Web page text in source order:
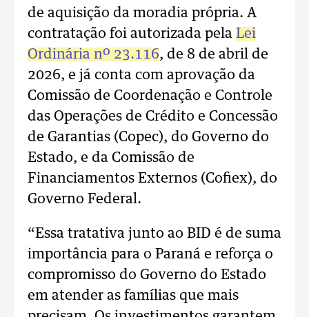
de aquisição da moradia própria. A
contratação foi autorizada pela Lei
Ordinária nº 23.116, de 8 de abril de
2026, e já conta com aprovação da
Comissão de Coordenação e Controle
das Operações de Crédito e Concessão
de Garantias (Copec), do Governo do
Estado, e da Comissão de
Financiamentos Externos (Cofiex), do
Governo Federal.
“Essa tratativa junto ao BID é de suma
importância para o Paraná e reforça o
compromisso do Governo do Estado
em atender as famílias que mais